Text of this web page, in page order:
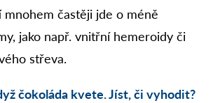
častěji jde o méně
jako např. vnitřní hemeroidy či
střeva.
čokoláda kvete. Jíst, či vyhodit?